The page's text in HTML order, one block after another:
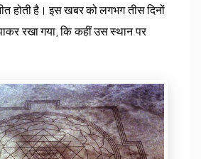
होती है। इस खबर को लगभग तीस दिनों
रखा गया, कि कहीं उस स्थान पर